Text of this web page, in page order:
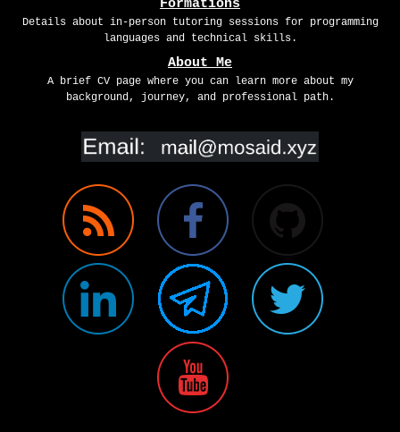
Formations
Details about in-person tutoring sessions for programming
languages and technical skills.
About Me
A brief CV page where you can learn more about my
background, journey, and professional path.